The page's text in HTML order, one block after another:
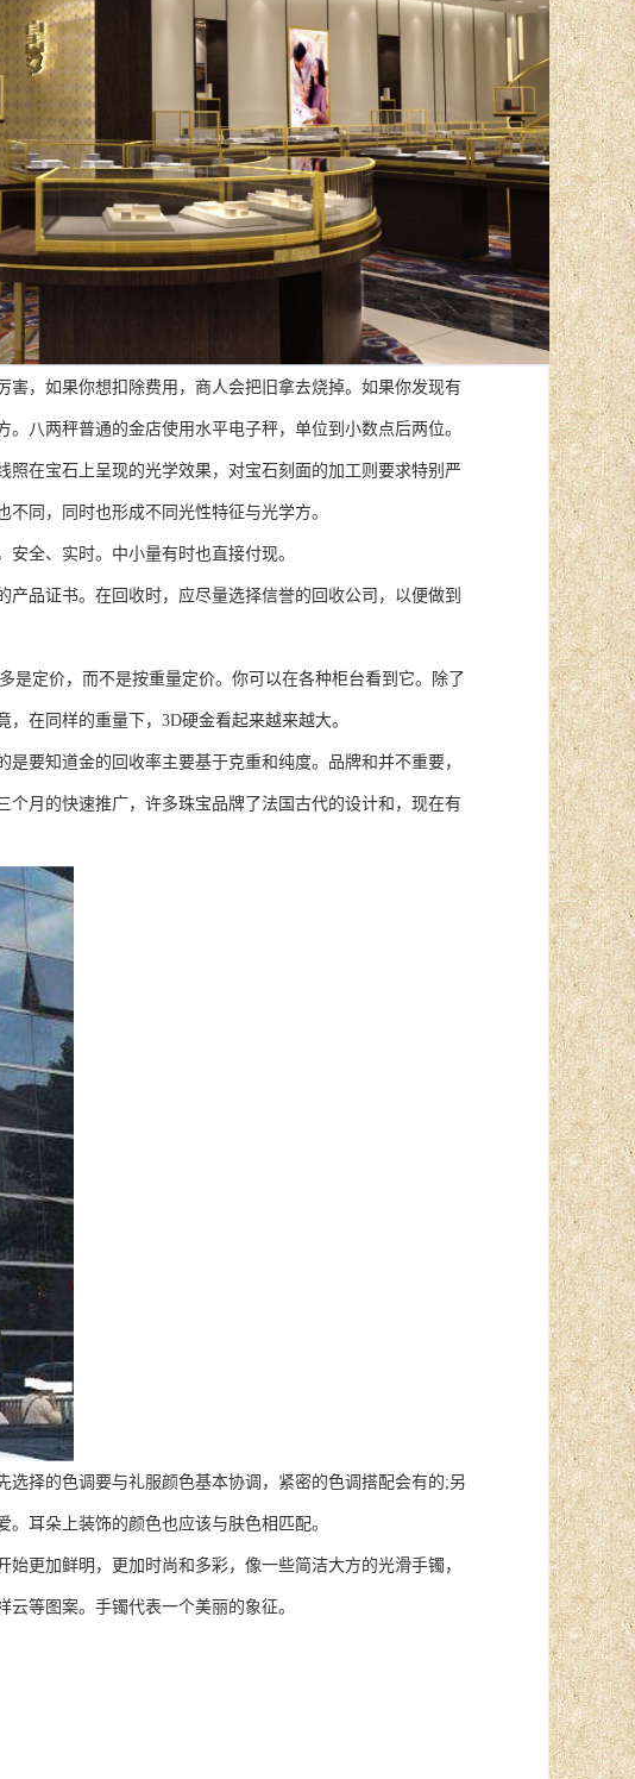
，如果你想扣除费用，商人会把旧拿去烧掉。如果你发现有
八两秤普通的金店使用水平电子秤，单位到小数点后两位。
在宝石上呈现的光学效果，对宝石刻面的加工则要求特别严
同，同时也形成不同光性特征与光学方。
全、实时。中小量有时也直接付现。
品证书。在回收时，应尽量选择信誉的回收公司，以便做到
定价，而不是按重量定价。你可以在各种柜台看到它。除了
在同样的重量下，3D硬金看起来越来越大。
知道金的回收率主要基于克重和纯度。品牌和并不重要，
月的快速推广，许多珠宝品牌了法国古代的设计和，现在有
择的色调要与礼服颜色基本协调，紧密的色调搭配会有的;另
耳朵上装饰的颜色也应该与肤色相匹配。
加鲜明，更加时尚和多彩，像一些简洁大方的光滑手镯，
等图案。手镯代表一个美丽的象征。